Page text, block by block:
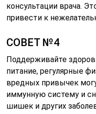
консультации врача.
привести к
СОВЕТ №4
Поддерживайте
питание, регулярные
вредных привычек
иммунную систему и
шишек и других